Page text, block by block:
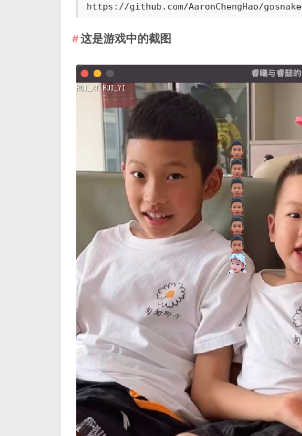
https://github.com/AaronChengHao/gosnake
这是游戏中的截图